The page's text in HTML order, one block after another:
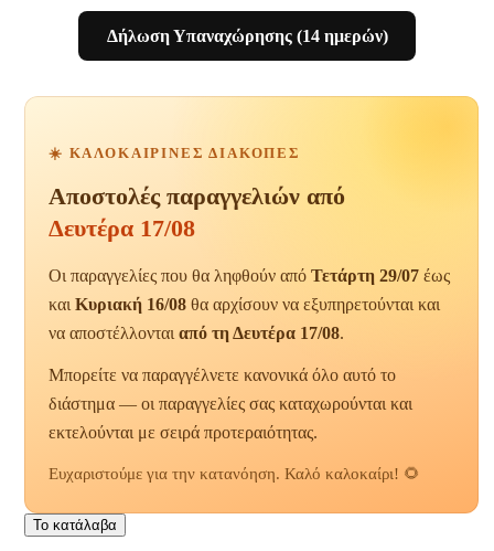
Δήλωση Υπαναχώρησης (14 ημερών)
☀️ ΚΑΛΟΚΑΙΡΙΝΈΣ ΔΙΑΚΟΠΈΣ
Αποστολές παραγγελιών από
Δευτέρα 17/08
Οι παραγγελίες που θα ληφθούν από Τετάρτη 29/07 έως
και Κυριακή 16/08 θα αρχίσουν να εξυπηρετούνται και
να αποστέλλονται από τη Δευτέρα 17/08.
Μπορείτε να παραγγέλνετε κανονικά όλο αυτό το
διάστημα — οι παραγγελίες σας καταχωρούνται και
εκτελούνται με σειρά προτεραιότητας.
Ευχαριστούμε για την κατανόηση. Καλό καλοκαίρι! 🌻
Το κατάλαβα